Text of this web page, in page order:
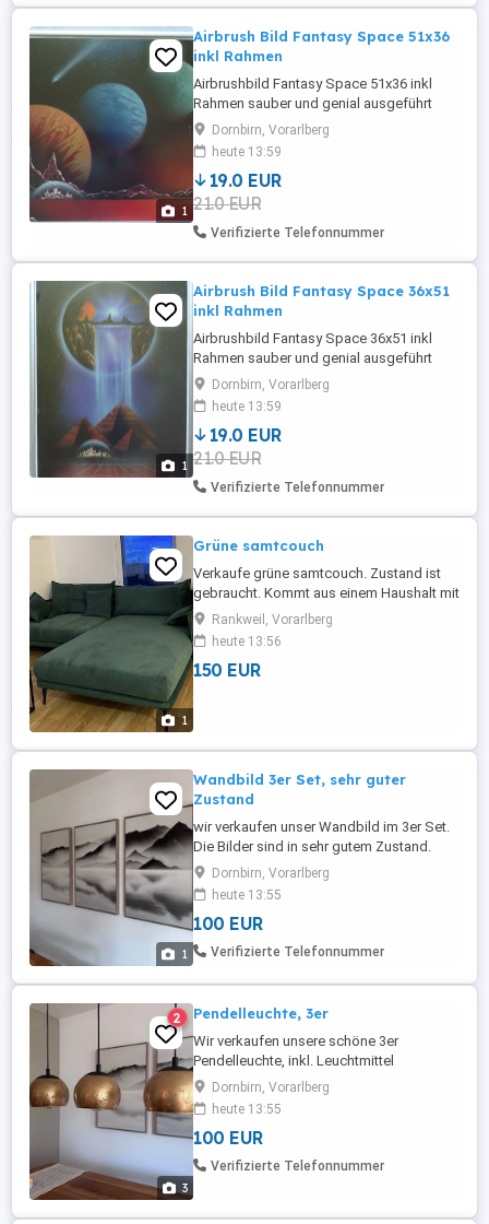
nicht im Verkauf ...
1
Airbrush Bild Fantasy Space 51x36
inkl Rahmen
Airbrushbild Fantasy Space 51x36 inkl
Rahmen sauber und genial ausgeführt
Dornbirn, Vorarlberg
heute 13:59
19.0 EUR
21.0 EUR
Verifizierte Telefonnummer
1
Airbrush Bild Fantasy Space 36x51
inkl Rahmen
Airbrushbild Fantasy Space 36x51 inkl
Rahmen sauber und genial ausgeführt
Dornbirn, Vorarlberg
heute 13:59
19.0 EUR
21.0 EUR
Verifizierte Telefonnummer
1
Grüne samtcouch
Verkaufe grüne samtcouch. Zustand ist
gebraucht. Kommt aus einem Haushalt mit
Katzen.Rankweil, Vorarlberg
heute 13:56
150 EUR
1
Wandbild 3er Set, sehr guter
Zustand
wir verkaufen unser Wandbild im 3er Set.
Die Bilder sind in sehr gutem Zustand.
Größe (je Bild): 90x60 cm
Dornbirn, Vorarlberg
heute 13:55
100 EUR
Verifizierte Telefonnummer
3
2 Pendelleuchte, 3er
Wir verkaufen unsere schöne 3er
Pendelleuchte, inkl. Leuchtmittel
(warmweiß), für den Esstisch. Sie macht
eine angenehme Atmosphäre und ist ein
Blickfang im Raum.
Dornbirn, Vorarlberg
heute 13:55
100 EUR
Verifizierte Telefonnummer